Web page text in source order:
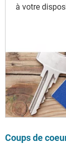
à votre
Coups de